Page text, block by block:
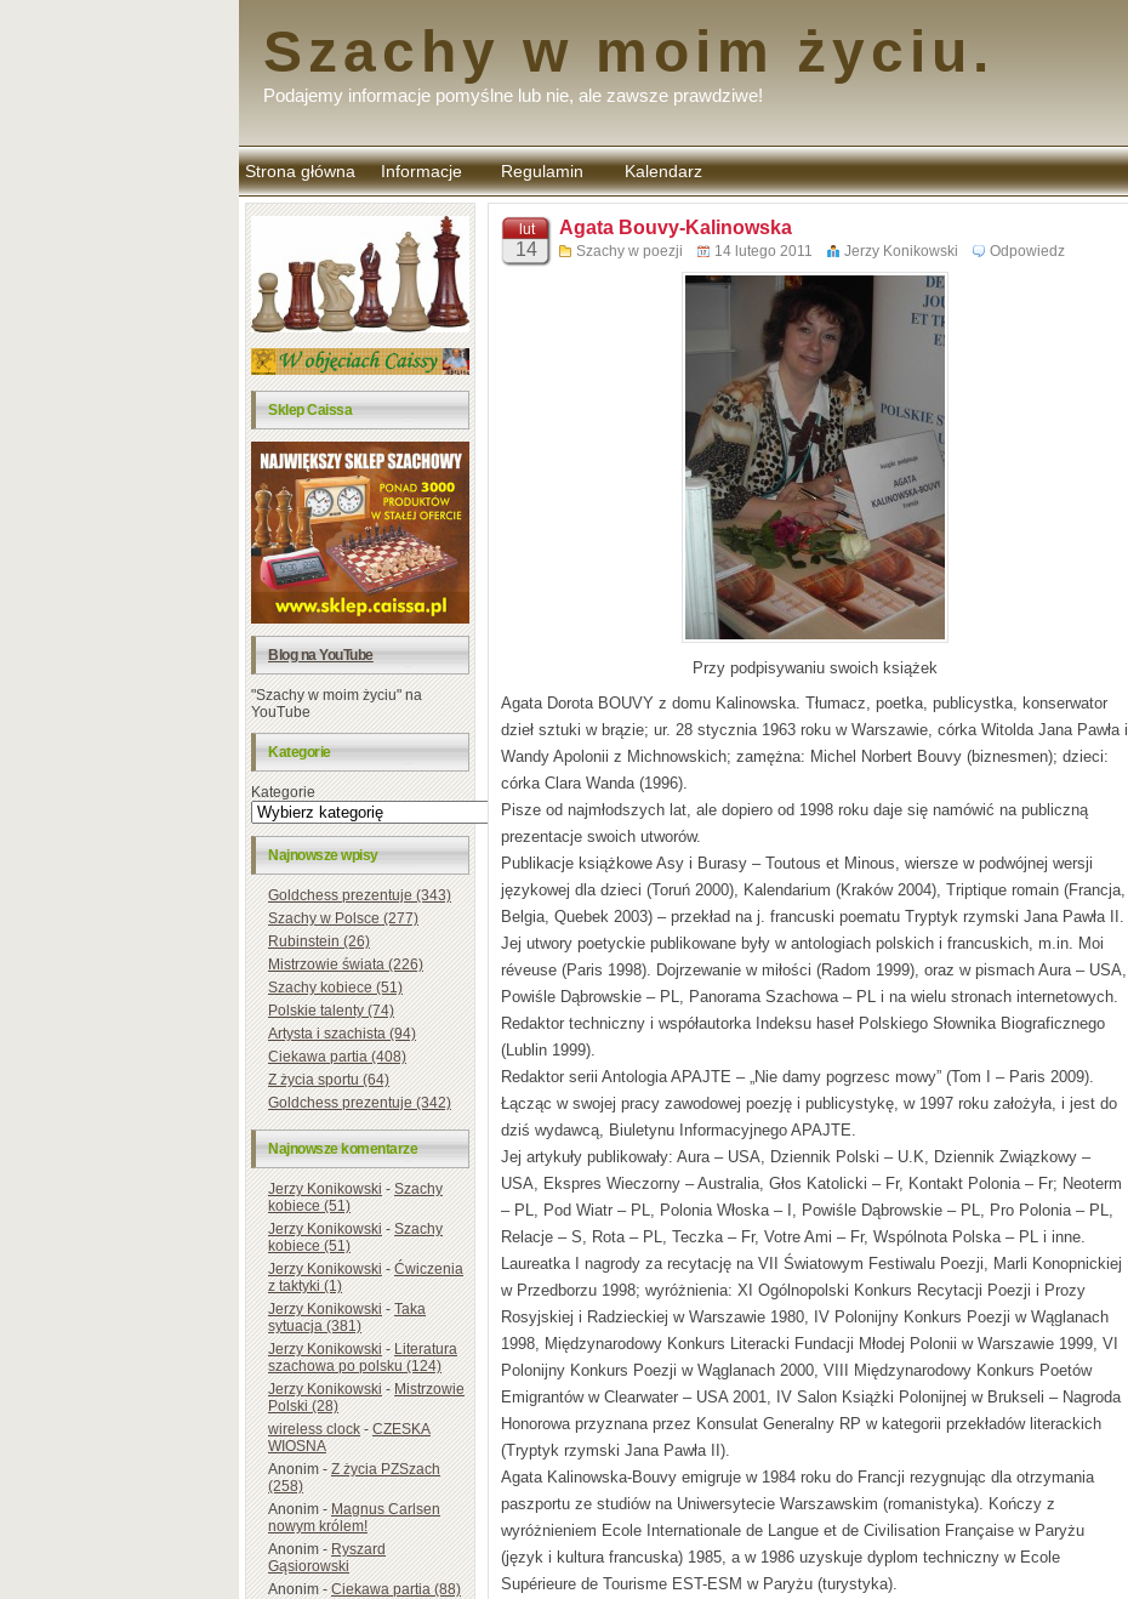
Szachy w moim życiu.
Podajemy informacje pomyślne lub nie, ale zawsze prawdziwe!
Strona główna Informacje Regulamin
komentarzy
Kalendarz
Sklep Caissa
Blog na YouTube
"Szachy w moim życiu" na
YouTube
Kategorie
Kategorie
Najnowsze wpisy
Goldchess prezentuje (343)
Szachy w Polsce (277)
Rubinstein (26)
Mistrzowie świata (226)
Szachy kobiece (51)
Polskie talenty (74)
Artysta i szachista (94)
Ciekawa partia (408)
Z życia sportu (64)
Goldchess prezentuje (342)
Najnowsze komentarze
Jerzy Konikowski-Szachy
kobiece (51)
Jerzy Konikowski-Szachy
kobiece (51)
Jerzy Konikowski-Ćwiczenia
z taktyki (1)
Jerzy Konikowski-Taka
sytuacja (381)
Jerzy Konikowski-Literatura
szachowa po polsku (124)
Jerzy Konikowski-Mistrzowie
Polski (28)
wireless clock-CZESKA
WIOSNA
Anonim-Z życia PZSzach
(258)
Anonim-Magnus Carlsen
nowym królem!
Anonim-Ryszard
Gąsiorowski
Anonim-Ciekawa partia (88)
lut
14
Agata Bouvy-Kalinowska
Szachy w poezji 14 lutego 2011 Jerzy Konikowski Odpowiedz
Przy podpisywaniu swoich książek
Agata Dorota BOUVY z domu Kalinowska. Tłumacz, poetka, publicystka, konserwator
dzieł sztuki w brązie; ur. 28 stycznia 1963 roku w Warszawie, córka Witolda Jana Pawła i
Wandy Apolonii z Michnowskich; zamężna: Michel Norbert Bouvy (biznesmen); dzieci:
córka Clara Wanda (1996).
Pisze od najmłodszych lat, ale dopiero od 1998 roku daje się namówić na publiczną
prezentacje swoich utworów.
Publikacje książkowe Asy i Burasy – Toutous et Minous, wiersze w podwójnej wersji
językowej dla dzieci (Toruń 2000), Kalendarium (Kraków 2004), Triptique romain (Francja,
Belgia, Quebek 2003) – przekład na j. francuski poematu Tryptyk rzymski Jana Pawła II.
Jej utwory poetyckie publikowane były w antologiach polskich i francuskich, m.in. Moi
réveuse (Paris 1998). Dojrzewanie w miłości (Radom 1999), oraz w pismach Aura – USA,
Powiśle Dąbrowskie – PL, Panorama Szachowa – PL i na wielu stronach internetowych.
Redaktor techniczny i współautorka Indeksu haseł Polskiego Słownika Biograficznego
(Lublin 1999).
Redaktor serii Antologia APAJTE – „Nie damy pogrzesc mowy” (Tom I – Paris 2009).
Łącząc w swojej pracy zawodowej poezję i publicystykę, w 1997 roku założyła, i jest do
dziś wydawcą, Biuletynu Informacyjnego APAJTE.
Jej artykuły publikowały: Aura – USA, Dziennik Polski – U.K, Dziennik Związkowy –
USA, Ekspres Wieczorny – Australia, Głos Katolicki – Fr, Kontakt Polonia – Fr; Neoterm
– PL, Pod Wiatr – PL, Polonia Włoska – I, Powiśle Dąbrowskie – PL, Pro Polonia – PL,
Relacje – S, Rota – PL, Teczka – Fr, Votre Ami – Fr, Wspólnota Polska – PL i inne.
Laureatka I nagrody za recytację na VII Światowym Festiwalu Poezji, Marli Konopnickiej
w Przedborzu 1998; wyróżnienia: XI Ogólnopolski Konkurs Recytacji Poezji i Prozy
Rosyjskiej i Radzieckiej w Warszawie 1980, IV Polonijny Konkurs Poezji w Wąglanach
1998, Międzynarodowy Konkurs Literacki Fundacji Młodej Polonii w Warszawie 1999, VI
Polonijny Konkurs Poezji w Wąglanach 2000, VIII Międzynarodowy Konkurs Poetów
Emigrantów w Clearwater – USA 2001, IV Salon Książki Polonijnej w Brukseli – Nagroda
Honorowa przyznana przez Konsulat Generalny RP w kategorii przekładów literackich
(Tryptyk rzymski Jana Pawła II).
Agata Kalinowska-Bouvy emigruje w 1984 roku do Francji rezygnując dla otrzymania
paszportu ze studiów na Uniwersytecie Warszawskim (romanistyka). Kończy z
wyróżnieniem Ecole Internationale de Langue et de Civilisation Française w Paryżu
(język i kultura francuska) 1985, a w 1986 uzyskuje dyplom techniczny w Ecole
Supérieure de Tourisme EST-ESM w Paryżu (turystyka).